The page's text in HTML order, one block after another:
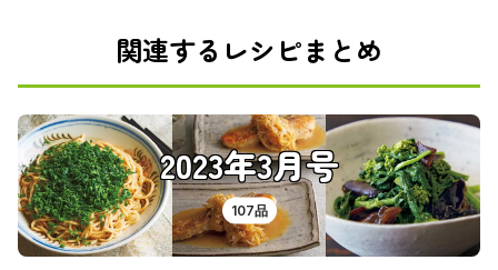
関連するレシピまとめ
2023年3月号
107品